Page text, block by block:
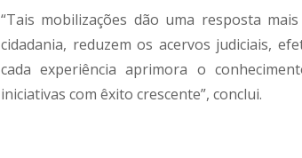
“Tais mobilizações dão uma resposta
cidadania, reduzem os acervos judiciais,
cada experiência aprimora o
iniciativas com êxito crescente”, conclui.